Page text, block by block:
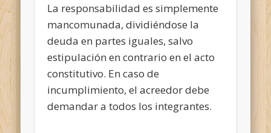
La responsabilidad es simplemente
mancomunada, dividiéndose la
deuda en partes iguales, salvo
estipulación en contrario en el acto
constitutivo. En caso de
incumplimiento, el acreedor debe
demandar a todos los integrantes.